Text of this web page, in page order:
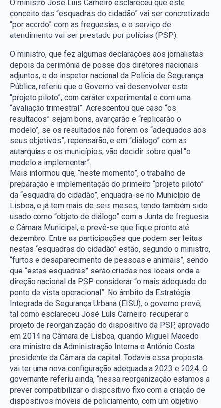
O ministro José Luís Carneiro esclareceu que este
conceito das “esquadras do cidadão” vai ser concretizado
“por acordo” com as freguesias, e o serviço de
atendimento vai ser prestado por polícias (PSP).
O ministro, que fez algumas declarações aos jornalistas
depois da cerimónia de posse dos diretores nacionais
adjuntos, e do inspetor nacional da Polícia de Segurança
Pública, referiu que o Governo vai desenvolver este
“projeto piloto”, com caráter experimental e com uma
“avaliação trimestral”. Acrescentou que caso “os
resultados” sejam bons, avançarão e “replicarão o
modelo”, se os resultados não forem os “adequados aos
seus objetivos”, repensarão, e em “diálogo” com as
autarquias e os municípios, vão decidir sobre qual “o
modelo a implementar”.
Mais informou que, “neste momento”, o trabalho de
preparação e implementação do primeiro “projeto piloto”
da “esquadra do cidadão”, enquadra-se no Município de
Lisboa, e já tem mais de seis meses, tendo também sido
usado como “objeto de diálogo” com a Junta de freguesia
e Câmara Municipal, e prevê-se que fique pronto até
dezembro. Entre as participações que podem ser feitas
nestas “esquadras do cidadão” estão, segundo o ministro,
“furtos e desaparecimento de pessoas e animais”, sendo
que “estas esquadras” serão criadas nos locais onde a
direção nacional da PSP considerar “o mais adequado do
ponto de vista operacional”. No âmbito da Estratégia
Integrada de Segurança Urbana (EISU), o governo prevê,
tal como esclareceu José Luís Carneiro, recuperar o
projeto de reorganização do dispositivo da PSP, aprovado
em 2014 na Câmara de Lisboa, quando Miguel Macedo
era ministro da Administração Interna e António Costa
presidente da Câmara da capital. Todavia essa proposta
vai ter uma nova configuração adequada a 2023 e 2024. O
governante referiu ainda, “nessa reorganização estamos a
prever compatibilizar o dispositivo fixo com a criação de
dispositivos móveis de policiamento, com um objetivo